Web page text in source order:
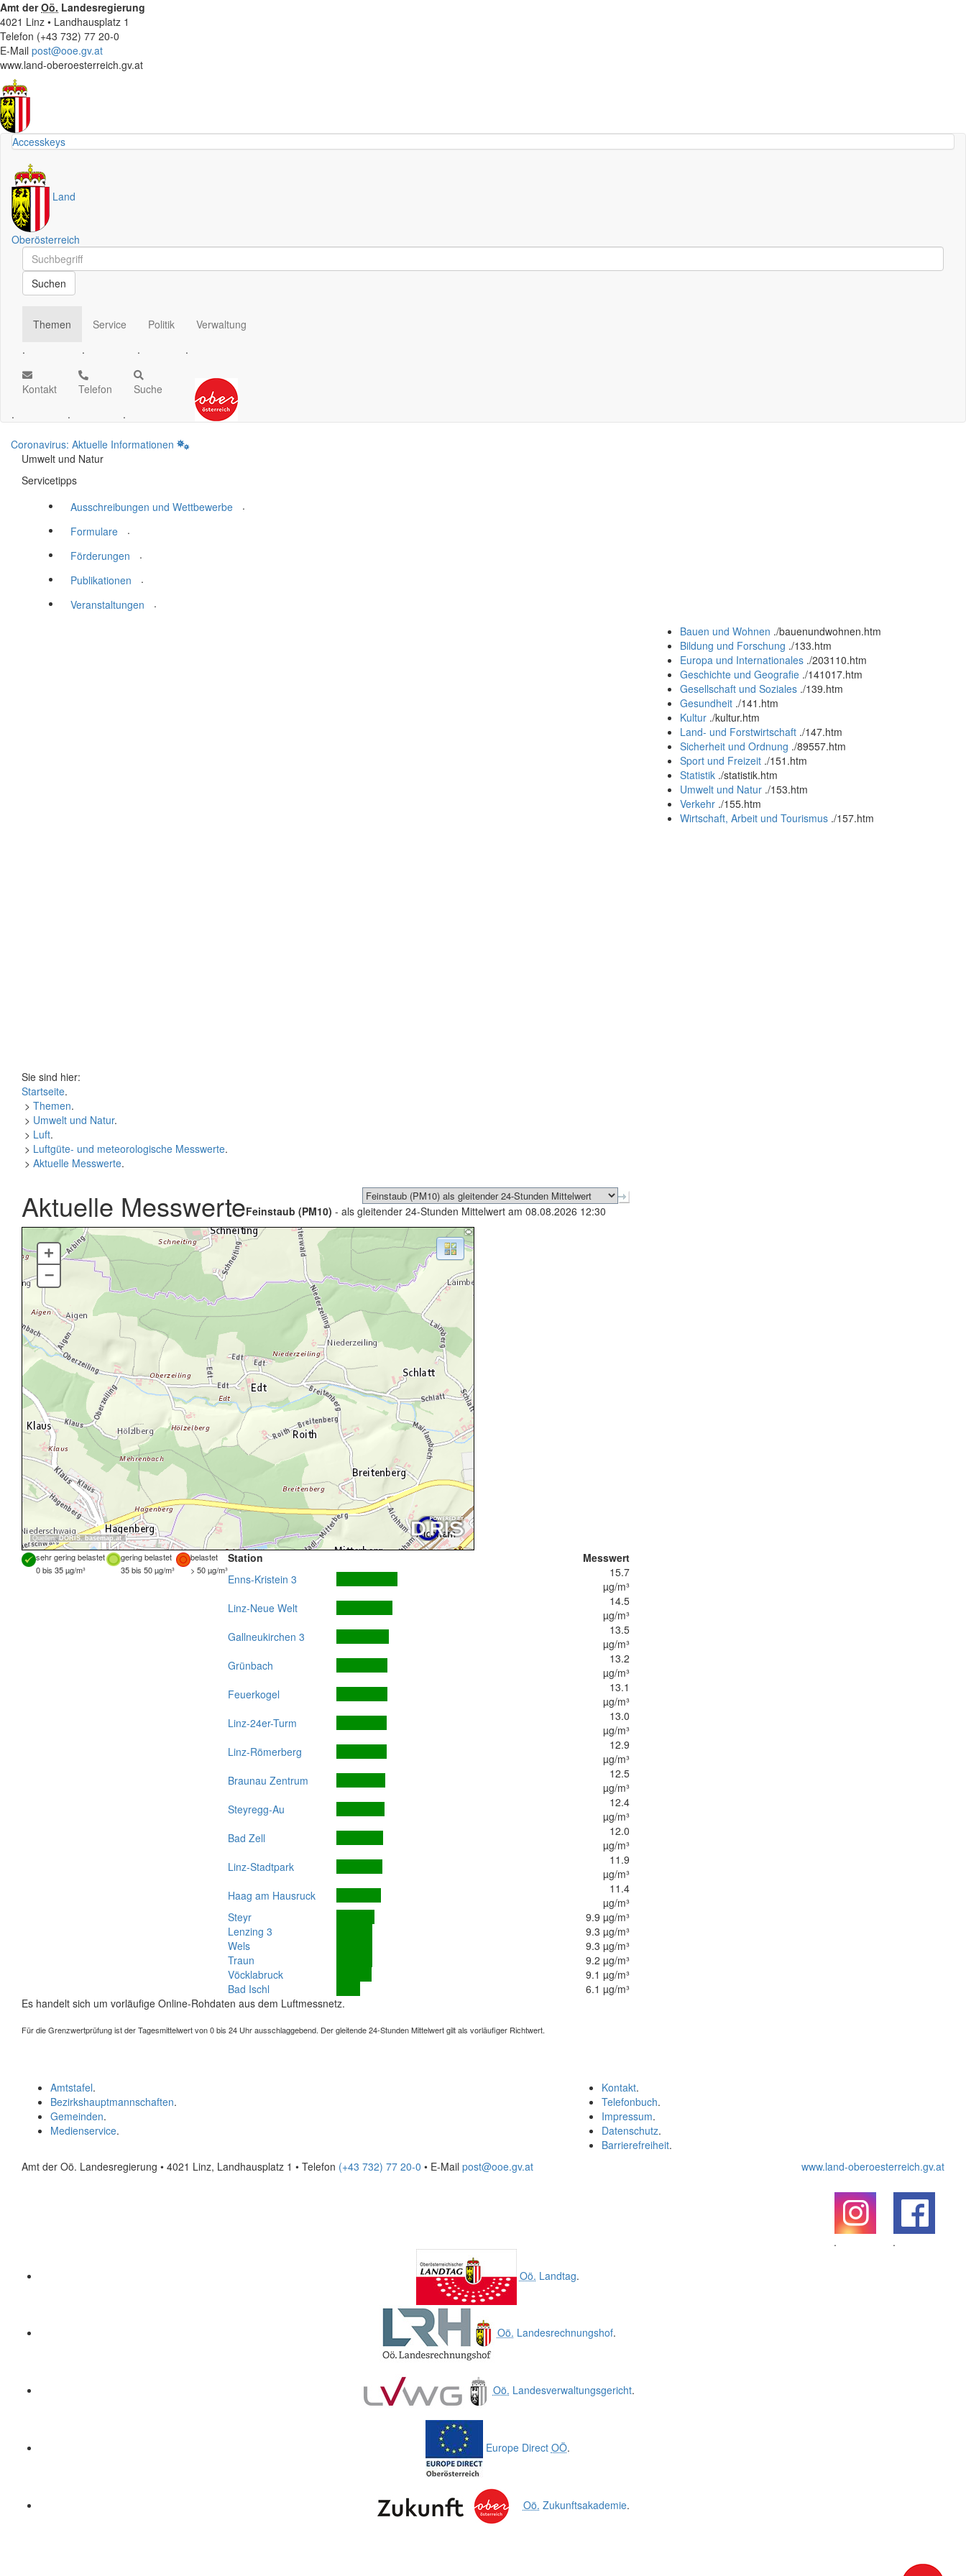
Amt derOö. Landesregierung
4021 Linz • Landhausplatz 1
Telefon (+43 732) 77 20-0
E-Mail post@ooe.gv.at
www.land-oberoesterreich.gv.at
Accesskeys
Land
Oberösterreich
Schnellsuche
Schnellsuche
Suchen
Themen
.
Service
.
Politik
.
Verwaltung
.
Kontakt
.
Telefon
.
Suche
.
Coronavirus: Aktuelle Informationen
Umwelt und Natur
Servicetipps
Ausschreibungen und Wettbewerbe
.
Formulare
.
Förderungen
.
Publikationen
.
Veranstaltungen
.
Bauen und Wohnen ./bauenundwohnen.htm
Bildung und Forschung ./133.htm
Europa und Internationales ./203110.htm
Geschichte und Geografie ./141017.htm
Gesellschaft und Soziales ./139.htm
Gesundheit ./141.htm
Kultur ./kultur.htm
Land- und Forstwirtschaft ./147.htm
Sicherheit und Ordnung ./89557.htm
Sport und Freizeit ./151.htm
Statistik ./statistik.htm
Umwelt und Natur ./153.htm
Verkehr ./155.htm
Wirtschaft, Arbeit und Tourismus ./157.htm
Sie sind hier:
Startseite.
> Themen.
> Umwelt und Natur.
> Luft.
> Luftgüte- und meteorologische Messwerte.
> Aktuelle Messwerte.
Aktuelle MesswerteFeinstaub (PM10) - als gleitender 24-Stunden Mittelwert am 08.08.2026 12:30
Quellen: DORIS,basemap.at
+
–
sehr gering belastet gering belastet
belastet
0 bis 35 µg/m³
35 bis 50 µg/m³ > 50 µg/m³
Station
Messwert
Enns-Kristein 3
15.7
µg/m³
Linz-Neue Welt
14.5
µg/m³
Gallneukirchen 3
13.5
µg/m³
Grünbach
13.2
µg/m³
Feuerkogel
13.1
µg/m³
Linz-24er-Turm
13.0
µg/m³
Linz-Römerberg
12.9
µg/m³
Braunau Zentrum
12.5
µg/m³
Steyregg-Au
12.4
µg/m³
Bad Zell
12.0
µg/m³
Linz-Stadtpark
11.9
µg/m³
Haag am Hausruck
11.4
µg/m³
Steyr
9.9 µg/m³
Lenzing 3
9.3 µg/m³
Wels
9.3 µg/m³
Traun
9.2 µg/m³
Vöcklabruck
9.1 µg/m³
Bad Ischl
6.1 µg/m³
Es handelt sich um vorläufige Online-Rohdaten aus dem Luftmessnetz.
Für die Grenzwertprüfung ist der Tagesmittelwert von 0 bis 24 Uhr ausschlaggebend. Der gleitende 24-Stunden Mittelwert gilt als vorläufiger Richtwert.
Kontakt.
Telefonbuch.
Impressum.
Datenschutz.
Barrierefreiheit.
Amtstafel.
Bezirkshauptmannschaften.
Gemeinden.
Medienservice.
Amt der Oö. Landesregierung • 4021 Linz, Landhausplatz 1 • Telefon (+43 732) 77 20-0 • E-Mail post@ooe.gv.at www.land-oberoesterreich.gv.at
.
.
Oö. Landtag.
Oö. Landesrechnungshof.
Oö. Landesverwaltungsgericht.
Europe Direct OÖ.
Oö. Zukunftsakademie.